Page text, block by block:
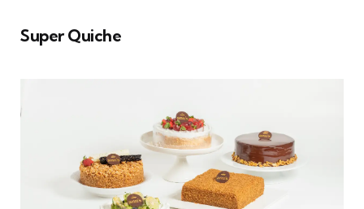
Super Quiche